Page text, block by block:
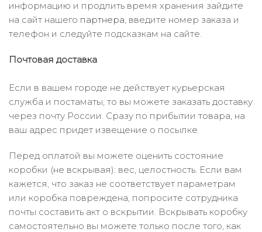
информацию и продлить время хранения зайдите
на сайт нашего партнера, введите номер заказа и
телефон и следуйте подсказкам на сайте.
Почтовая доставка
Если в вашем городе не действует курьерская
служба и постаматы, то вы можете заказать доставку
через почту России. Сразу по прибытии товара, на
ваш адрес придет извещение о посылке.
Перед оплатой вы можете оценить состояние
коробки (не вскрывая): вес, целостность. Если вам
кажется, что заказ не соответствует параметрам
или коробка повреждена, попросите сотрудника
почты составить акт о вскрытии. Вскрывать коробку
самостоятельно вы можете только после того, как